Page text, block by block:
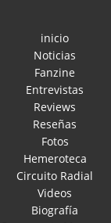
inicio
Noticias
Fanzine
Entrevistas
Reviews
Reseñas
Fotos
Hemeroteca
Circuito Radial
Videos
Biografía